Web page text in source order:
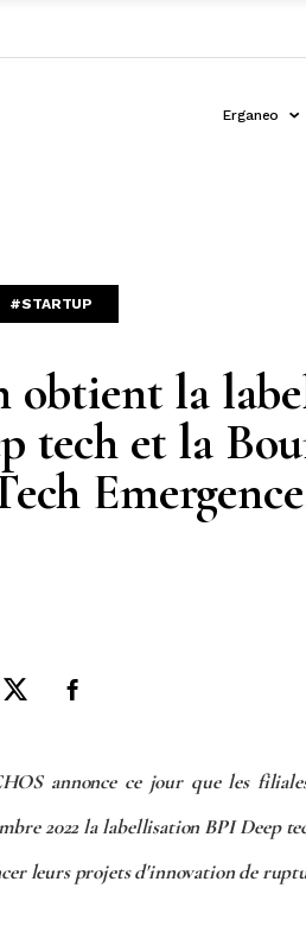
Erganeo
#STARTUP
obtient la
tech et la
annonce ce jour que les
2022 la labellisation BPI Deep
leurs projets d'innovation de